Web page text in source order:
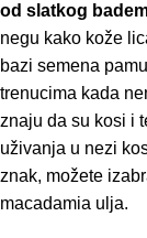
od slatkog
negu kako kože
bazi semena
trenucima kada
znaju da su kosi i
uživanja u nezi
znak, možete
macadamia ulja.